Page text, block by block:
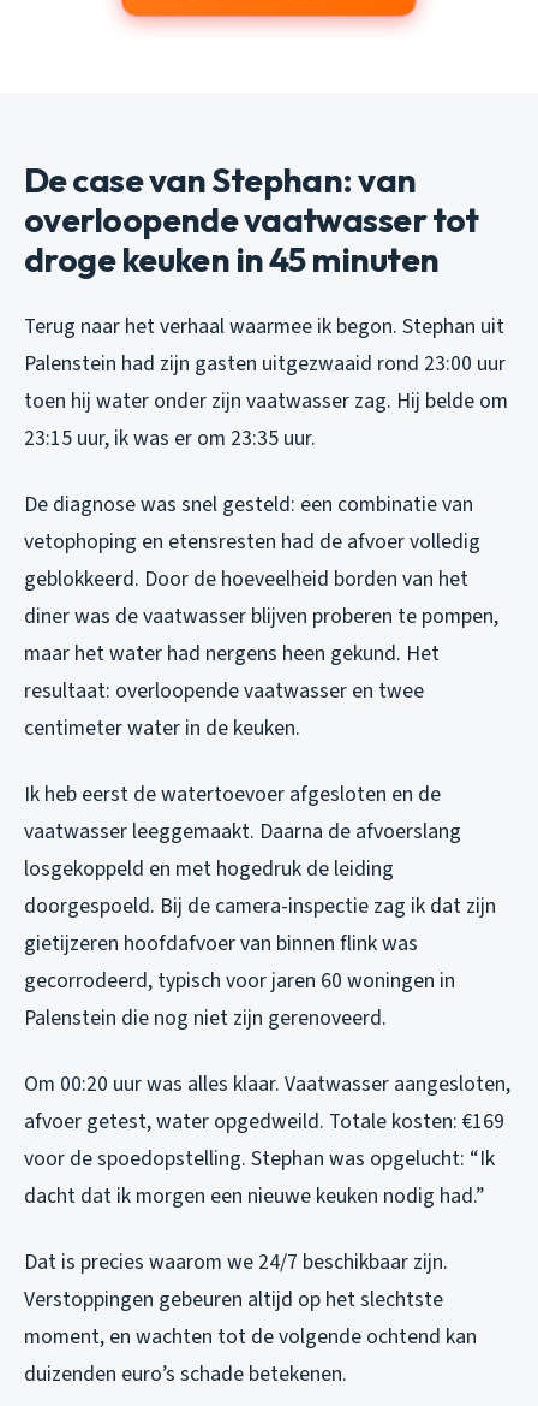
De case van Stephan: van
overloopende vaatwasser tot
droge keuken in 45 minuten
Terug naar het verhaal waarmee ik begon. Stephan uit
Palenstein had zijn gasten uitgezwaaid rond 23:00 uur
toen hij water onder zijn vaatwasser zag. Hij belde om
23:15 uur, ik was er om 23:35 uur.
De diagnose was snel gesteld: een combinatie van
vetophoping en etensresten had de afvoer volledig
geblokkeerd. Door de hoeveelheid borden van het
diner was de vaatwasser blijven proberen te pompen,
maar het water had nergens heen gekund. Het
resultaat: overloopende vaatwasser en twee
centimeter water in de keuken.
Ik heb eerst de watertoevoer afgesloten en de
vaatwasser leeggemaakt. Daarna de afvoerslang
losgekoppeld en met hogedruk de leiding
doorgespoeld. Bij de camera-inspectie zag ik dat zijn
gietijzeren hoofdafvoer van binnen flink was
gecorrodeerd, typisch voor jaren 60 woningen in
Palenstein die nog niet zijn gerenoveerd.
Om 00:20 uur was alles klaar. Vaatwasser aangesloten,
afvoer getest, water opgedweild. Totale kosten: €169
voor de spoedopstelling. Stephan was opgelucht: “Ik
dacht dat ik morgen een nieuwe keuken nodig had.”
Dat is precies waarom we 24/7 beschikbaar zijn.
Verstoppingen gebeuren altijd op het slechtste
moment, en wachten tot de volgende ochtend kan
duizenden euro’s schade betekenen.